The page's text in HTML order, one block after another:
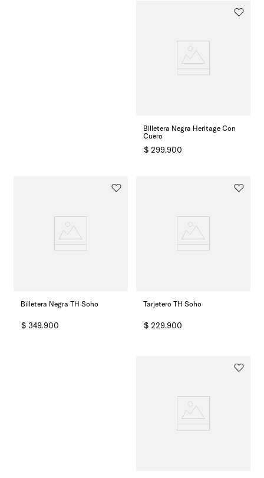
Billetera Negra Heritage Con
Cuero
$ 299.900
Billetera Negra TH Soho
$ 349.900
Tarjetero TH Soho
$ 229.900